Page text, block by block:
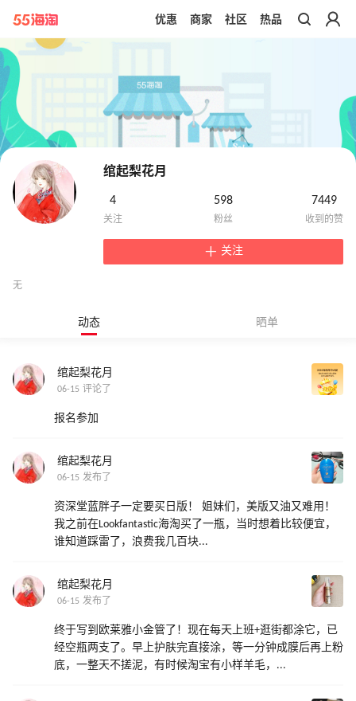
带你去官网买正品
优惠 商家 社区 热品
绾起梨花月
4 598 7449
关注
无
动态 晒单
绾起梨花月
06-15 评论了
报名参加
绾起梨花月
06-15 发布了
资深堂蓝胖子一定要买日版！ 姐妹们，美版又油又难用！
我之前在Lookfantastic海淘买了一瓶，当时想着比较便宜，
谁知道踩雷了，浪费我几百块...
绾起梨花月
06-15 发布了
终于写到欧莱雅小金管了！现在每天上班+逛街都涂它，已
经空瓶两支了。早上护肤完直接涂，等一分钟成膜后再上粉
底，一整天不搓泥，有时候淘宝有小样羊毛，...